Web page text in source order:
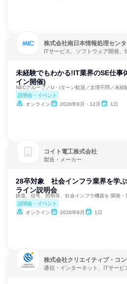
株式会社南日本情報処理セン
ITサービス、ソフトウェア開発、
未経験でもわかる!IT業界のSE仕事
イン開催)
NECグループ／U・Iターン歓迎／文理不問／未経
説明会・イベント
オンライン
2026年8月・12月 1日
コイト電工株式会社
製造・メーカー
28卒対象 社会インフラ業界を学
ライン説明会
鉄道、信号、照明等、社会インフラ機器を 開発・
説明会・イベント
オンライン
2026年8月 1日
株式会社クリエイティブ・コ
通信・インターネット、ITサービ